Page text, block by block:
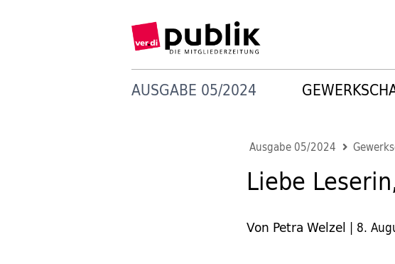
AUSGABE 05/2024
Ausgabe 05/2024
Liebe
Von Petra Welzel | 8.